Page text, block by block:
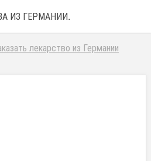
ИЗ ГЕРМАНИИ. ЗАКАЗАТЬ
лекарство из Германии